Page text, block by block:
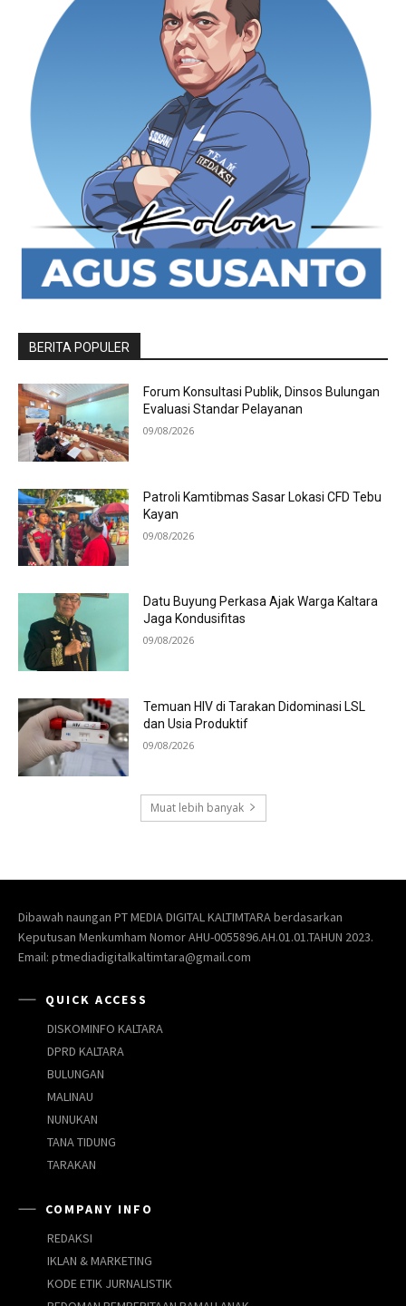
Dibawah naungan PT MEDIA DIGITAL KALTIMTARA berdasarkan
Keputusan Menkumham Nomor AHU-0055896.AH.01.01.TAHUN 2023.
Email: ptmediadigitalkaltimtara@gmail.com
QUICK ACCESS
DISKOMINFO KALTARA
DPRD KALTARA
BULUNGAN
MALINAU
NUNUKAN
TANA TIDUNG
TARAKAN
COMPANY INFO
REDAKSI
IKLAN & MARKETING
KODE ETIK JURNALISTIK